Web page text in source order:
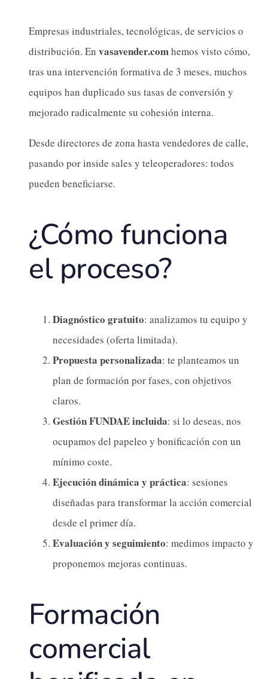
Empresas industriales, tecnológicas, de servicios o
distribución. En vasavender.comhemos visto cómo,
tras una intervención formativa de 3 meses, muchos
equipos han duplicado sus tasas de conversión y
mejorado radicalmente su cohesión interna.
Desde directores de zona hasta vendedores de calle,
pasando por inside sales y teleoperadores: todos
pueden beneficiarse.
¿Cómo funciona
el proceso?
Diagnóstico gratuito: analizamos tu equipo y
necesidades (oferta limitada).
Propuesta personalizada: te planteamos un
plan de formación por fases, con objetivos
claros.
Gestión FUNDAE incluida: si lo deseas, nos
ocupamos del papeleo y bonificación con un
mínimo coste.
Ejecución dinámica y práctica: sesiones
diseñadas para transformar la acción comercial
desde el primer día.
Evaluación y seguimiento: medimos impacto y
proponemos mejoras continuas.
Formación
comercial